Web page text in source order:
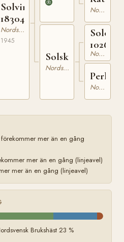
Solvina
18304
Nordsvensk Brukshäst
1945
Solsken
Nordsvensk Brukshäst
Nordsvensk Brukshäst
Solo
1026
Nordsvensk Brukshäst
Perla
Nordsvensk Brukshäst
mer än en gång
mer än en gång (linjeavel)
mer än en gång (linjeavel)
Brukshäst 23 %